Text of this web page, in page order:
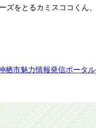
ズをとるカミスココくん、
栖市魅力情報発信ポータル